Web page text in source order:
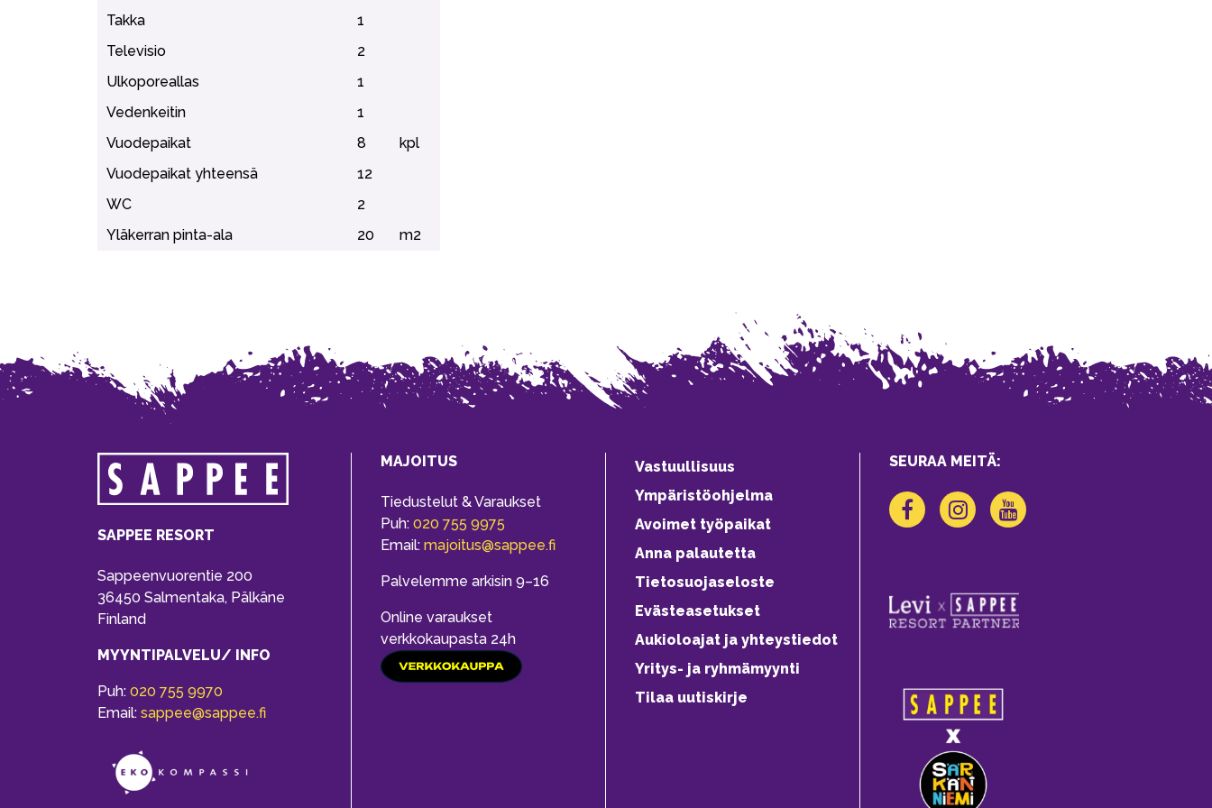
Takka
1
Televisio
2
Ulkoporeallas
1
Vedenkeitin
1
Vuodepaikat
8
kpl
Vuodepaikat yhteensä
12
WC
2
Yläkerran pinta-ala
20 m2
SAPPEE RESORT
Sappeenvuorentie 200
36450 Salmentaka, Pälkäne
Finland
MYYNTIPALVELU/ INFO
Puh: 020 755 9970
Email: sappee@sappee.fi
MAJOITUS
Tiedustelut & Varaukset
Puh: 020 755 9975
Email: majoitus@sappee.fi
Palvelemme arkisin 9–16
Online varaukset
verkkokaupasta 24h
Vastuullisuus
Ympäristöohjelma
Avoimet työpaikat
Anna palautetta
Tietosuojaseloste
Evästeasetukset
Aukioloajat ja yhteystiedot
Yritys- ja ryhmämyynti
Tilaa uutiskirje
SEURAA MEITÄ: